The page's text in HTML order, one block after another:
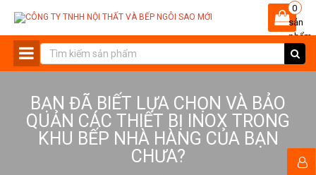
0
sản
phẩm
BẠN ĐÃ BIẾT LỰA CHỌN VÀ BẢO
QUẢN CÁC THIẾT BỊ INOX TRONG
KHU BẾP NHÀ HÀNG CỦA BẠN
CHƯA?